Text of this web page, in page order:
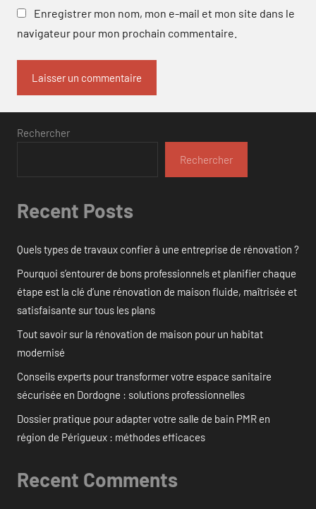
Enregistrer mon nom, mon e-mail et mon site dans le
navigateur pour mon prochain commentaire.
Rechercher
Rechercher
Recent Posts
Quels types de travaux confier à une entreprise de rénovation ?
Pourquoi s’entourer de bons professionnels et planifier chaque
étape est la clé d’une rénovation de maison fluide, maîtrisée et
satisfaisante sur tous les plans
Tout savoir sur la rénovation de maison pour un habitat
modernisé
Conseils experts pour transformer votre espace sanitaire
sécurisée en Dordogne : solutions professionnelles
Dossier pratique pour adapter votre salle de bain PMR en
région de Périgueux : méthodes efficaces
Recent Comments